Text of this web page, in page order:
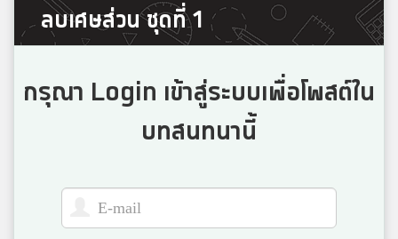
Petch
ปิยะบุตร์
Mind Nutthakrita
สมาชิก Dektalent.com
Sunisa Uathanasup
ลบเศษส่วน ชุดที่ 1
กรุณา Login เข้าสู่ระบบเพื่อโพสต์ใน
บทสนทนานี้